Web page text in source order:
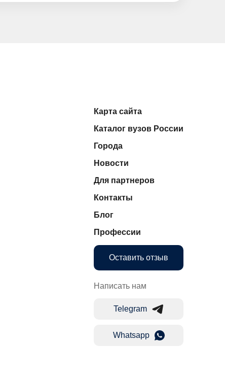
Карта сайта
Каталог вузов России
Города
Новости
Для партнеров
Контакты
Блог
Профессии
Оставить отзыв
Написать нам
Telegram
Whatsapp